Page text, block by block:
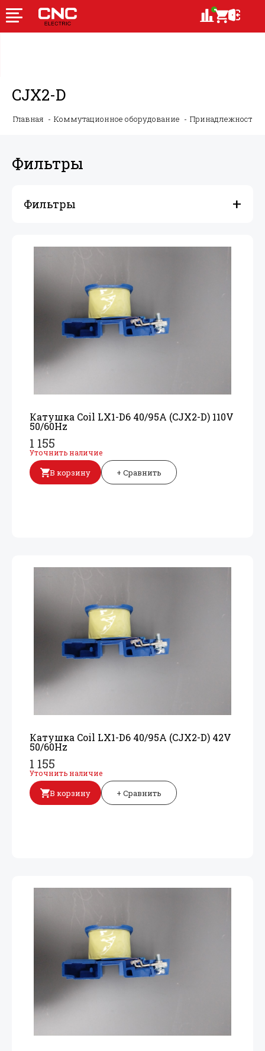
CJX2-D
Главная Коммутационное оборудование Принадлежности
Фильтры
Фильтры
Катушка Coil LX1-D6 40/95A (CJX2-D) 110V
50/60Hz
1 155
Уточнить наличие
В корзину + Сравнить
Катушка Coil LX1-D6 40/95A (CJX2-D) 42V
50/60Hz
1 155
Уточнить наличие
В корзину + Сравнить